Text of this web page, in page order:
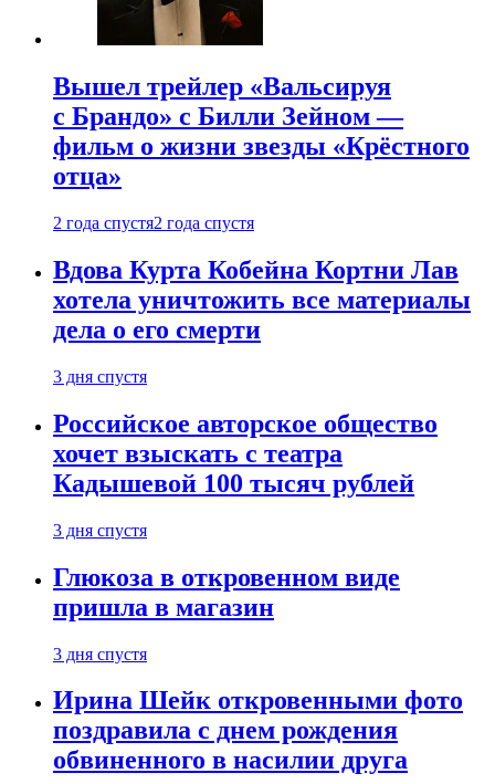
Вышел трейлер «Вальсируя
с Брандо» с Билли Зейном —
фильм о жизни звезды «Крёстного
отца»
2 года спустя2 года спустя
Вдова Курта Кобейна Кортни Лав
хотела уничтожить все материалы
дела о его смерти
3 дня спустя
Российское авторское общество
хочет взыскать с театра
Кадышевой 100 тысяч рублей
3 дня спустя
Глюкоза в откровенном виде
пришла в магазин
3 дня спустя
Ирина Шейк откровенными фото
поздравила с днем рождения
обвиненного в насилии друга